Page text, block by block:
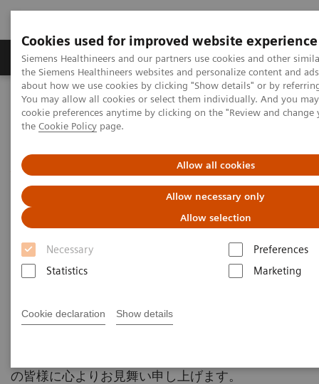
Cookies used for improved website experience
Siemens Healthineers and our partners use cookies and other
the Siemens Healthineers websites and personalize content and
about how we use cookies by clicking "Show details" or by
You may allow all cookies or select them individually. And you
cookie preferences anytime by clicking on the "Review and
the Cookie Policy page.
Allow all cookies
Allow necessary only
Allow selection
Necessary
Preferences
Statistics
Marketing
Cookie declaration Show details
製品＆サービス サポート情報 Insights
ホーム プレスルーム
プレスリリース
現状における取り組み
現状における取り組み
CEOステートメント
エアランゲン, ドイツ
皆様、
の皆様に心よりお見舞い申し上げます。